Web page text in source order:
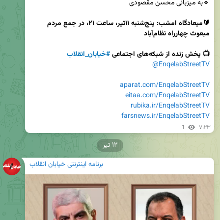
📺 پخش زنده از شبکه‌های اجتماعی
#خیابان_انقلاب
@EnqelabStreetTV
aparat.com/EnqelabStreetTV
eitaa.com/EnqelabStreetTV
rubika.ir/EnqelabStreetTV
farsnews.ir/EnqelabStreetTV
1 ۷:۲۳
برنامه اینترنتی خیابان انقلاب
۱۲ تیر